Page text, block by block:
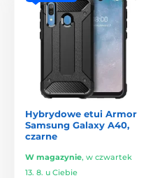
Hybrydowe etui Armor
Samsung Galaxy A40,
czarne
W magazynie, w czwartek
13. 8. u Ciebie